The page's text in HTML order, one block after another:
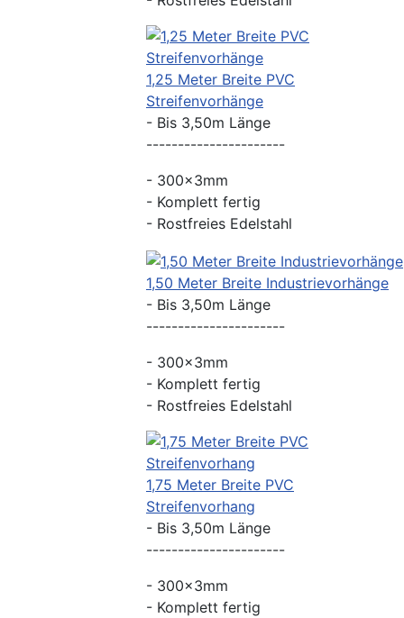
1,25 Meter Breite PVC
Streifenvorhänge
- Bis 3,50m Länge
----------------------
- 300x3mm
- Komplett fertig
- Rostfreies Edelstahl
1,50 Meter Breite Industrievorhänge
- Bis 3,50m Länge
----------------------
- 300x3mm
- Komplett fertig
- Rostfreies Edelstahl
1,75 Meter Breite PVC
Streifenvorhang
- Bis 3,50m Länge
----------------------
- 300x3mm
- Komplett fertig